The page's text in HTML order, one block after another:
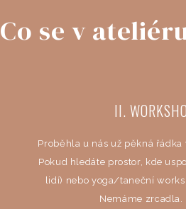
Co se v
II.
Proběhla u nás už pěkná
Pokud hledáte prostor, kde
lidí) nebo yoga/taneční
Nemáme zrcadla.